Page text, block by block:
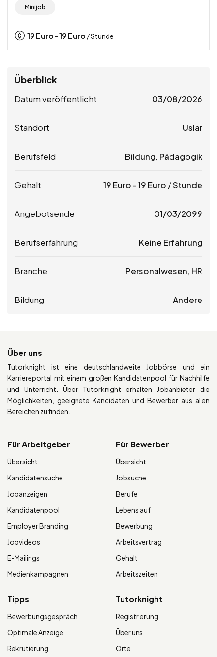
Minijob
19Euro -19Euro / Stunde
Überblick
Datum veröffentlicht 03/08/2026
Standort Uslar
Berufsfeld Bildung, Pädagogik
Gehalt 19 Euro -19 Euro / Stunde
Angebotsende 01/03/2099
Berufserfahrung Keine Erfahrung
Branche Personalwesen, HR
Bildung Andere
Über uns
Tutorknight ist eine deutschlandweite Jobbörse und ein
Karriereportal mit einem großen Kandidatenpool für Nachhilfe
und Unterricht. Über Tutorknight erhalten Jobanbieter die
Möglichkeiten, geeignete Kandidaten und Bewerber aus allen
Bereichen zu finden.
Für Arbeitgeber
Übersicht
Kandidatensuche
Jobanzeigen
Kandidatenpool
Employer Branding
Jobvideos
E-Mailings
Medienkampagnen
Für Bewerber
Übersicht
Jobsuche
Berufe
Lebenslauf
Bewerbung
Arbeitsvertrag
Gehalt
Arbeitszeiten
Tipps
Bewerbungsgespräch
Optimale Anzeige
Rekrutierung
Tutorknight
Registrierung
Über uns
Orte